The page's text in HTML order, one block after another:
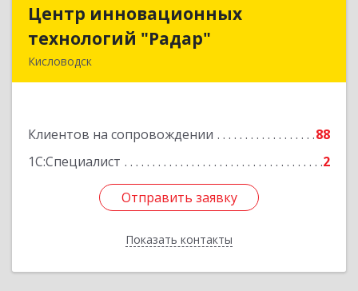
Центр инновационных
технологий "Радар"
Кисловодск
Клиентов на сопровождении
88
1С:Специалист
2
Отправить заявку
Показать контакты
Центр инновационных
технологий "Радар"
Подробнее
Отправить заявку
Назад